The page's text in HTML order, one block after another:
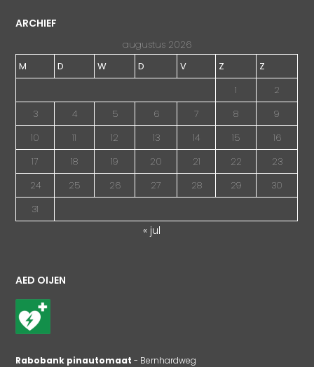
ARCHIEF
augustus 2026
M
D W D V Z
Z
1
2
3
4 5 6 7 8
9
10
11 12 13 14 15
16
17
18 19 20 21 22
23
24
25 26 27 28 29
30
31
« jul
AED OIJEN
Rabobank pinautomaat - Bernhardweg